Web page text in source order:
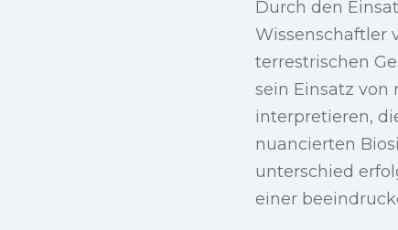
Durch den
Wissenschaftler
terrestrischen
sein Einsatz von
interpretieren,
nuancierten
unterschied
einer